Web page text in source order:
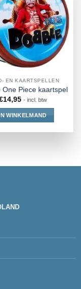
EN KAARTSPELLEN
One Piece kaartspel
14,95 - incl. btw
IN WINKELMAND